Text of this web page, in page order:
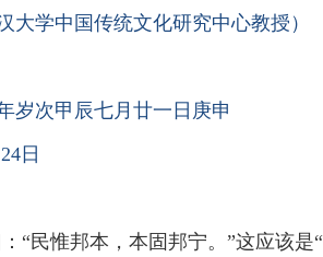
大学中国传统文化研究中心教授）
岁次甲辰七月廿一日庚申
日
：“民惟邦本，本固邦宁。”这应该